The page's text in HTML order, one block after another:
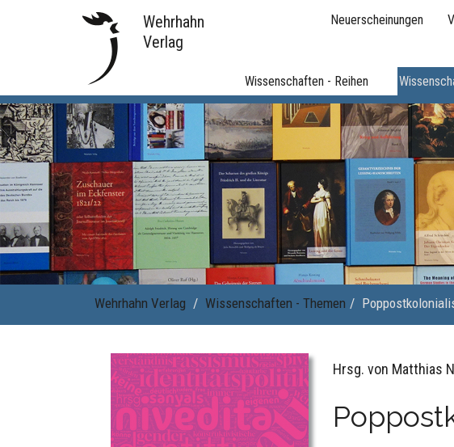
Wehrhahn
Verlag
Neuerscheinungen
Wissenschaften - Reihen
Wehrhahn Verlag Wissenschaften - Themen
Hrsg. von Matthias